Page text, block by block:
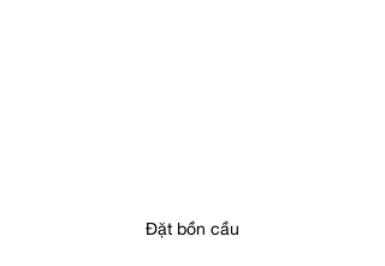
Đặt bồn cầu